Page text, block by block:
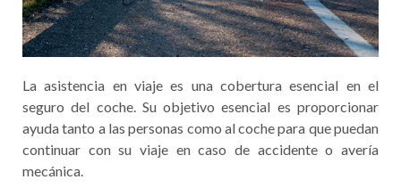
La asistencia en viaje es una cobertura esencial en el
seguro del coche. Su objetivo esencial es proporcionar
ayuda tanto a las personas como al coche para que puedan
continuar con su viaje en caso de accidente o avería
mecánica.